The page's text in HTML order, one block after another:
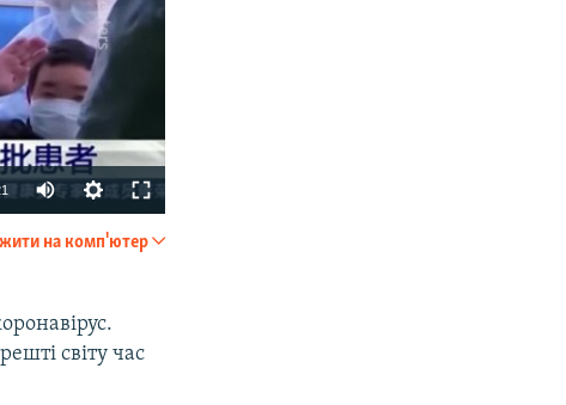
Auto
1080p
на комп'ютер
світу час